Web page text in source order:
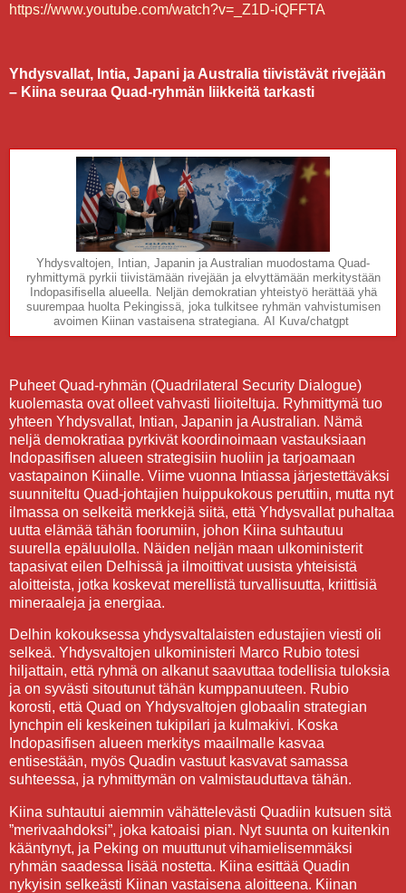
https://www.youtube.com/watch?v=_Z1D-iQFFTA
Yhdysvallat, Intia, Japani ja Australia tiivistävät rivejään
– Kiina seuraa Quad-ryhmän liikkeitä tarkasti
Yhdysvaltojen, Intian, Japanin ja Australian muodostama Quad-
ryhmittymä pyrkii tiivistämään rivejään ja elvyttämään merkitystään
Indopasifisella alueella. Neljän demokratian yhteistyö herättää yhä
suurempaa huolta Pekingissä, joka tulkitsee ryhmän vahvistumisen
avoimen Kiinan vastaisena strategiana. AI Kuva/chatgpt
Puheet Quad-ryhmän (Quadrilateral Security Dialogue)
kuolemasta ovat olleet vahvasti liioiteltuja. Ryhmittymä tuo
yhteen Yhdysvallat, Intian, Japanin ja Australian. Nämä
neljä demokratiaa pyrkivät koordinoimaan vastauksiaan
Indopasifisen alueen strategisiin huoliin ja tarjoamaan
vastapainon Kiinalle. Viime vuonna Intiassa järjestettäväksi
suunniteltu Quad-johtajien huippukokous peruttiin, mutta nyt
ilmassa on selkeitä merkkejä siitä, että Yhdysvallat puhaltaa
uutta elämää tähän foorumiin, johon Kiina suhtautuu
suurella epäluulolla. Näiden neljän maan ulkoministerit
tapasivat eilen Delhissä ja ilmoittivat uusista yhteisistä
aloitteista, jotka koskevat merellistä turvallisuutta, kriittisiä
mineraaleja ja energiaa.
Delhin kokouksessa yhdysvaltalaisten edustajien viesti oli
selkeä. Yhdysvaltojen ulkoministeri Marco Rubio totesi
hiljattain, että ryhmä on alkanut saavuttaa todellisia tuloksia
ja on syvästi sitoutunut tähän kumppanuuteen. Rubio
korosti, että Quad on Yhdysvaltojen globaalin strategian
lynchpin eli keskeinen tukipilari ja kulmakivi. Koska
Indopasifisen alueen merkitys maailmalle kasvaa
entisestään, myös Quadin vastuut kasvavat samassa
suhteessa, ja ryhmittymän on valmistauduttava tähän.
Kiina suhtautui aiemmin vähättelevästi Quadiin kutsuen sitä
”merivaahdoksi”, joka katoaisi pian. Nyt suunta on kuitenkin
kääntynyt, ja Peking on muuttunut vihamielisemmäksi
ryhmän saadessa lisää nostetta. Kiina esittää Quadin
nykyisin selkeästi Kiinan vastaisena aloitteena. Kiinan